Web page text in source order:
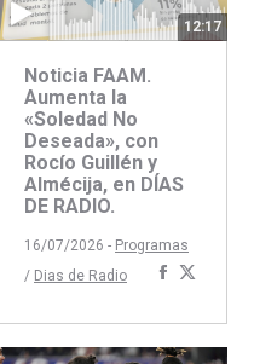
12:17
Noticia FAAM.
Aumenta la
«Soledad No
Deseada», con
Rocío Guillén y
Almécija, en DÍAS
DE RADIO.
16/07/2026 - Programas
/ Dias de Radio
Compartir